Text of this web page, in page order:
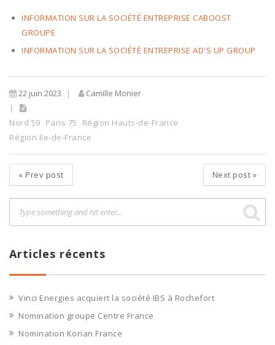
INFORMATION SUR LA SOCIÉTÉ ENTREPRISE CABOOST
GROUPE
INFORMATION SUR LA SOCIÉTÉ ENTREPRISE AD'S UP GROUP
22 juin 2023 Camille Monier
Nord 59 Paris 75
Région Hauts-de-France
Région Ile-de-France
« Prev post Next post »
Articles récents
Vinci Energies acquiert la société IBS à Rochefort
Nomination groupe Centre France
Nomination Korian France